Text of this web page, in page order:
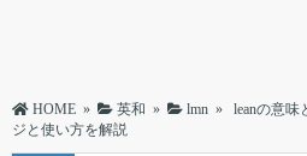
HOME » 英和 » lmn »
leanの意味
ジと使い方を解説